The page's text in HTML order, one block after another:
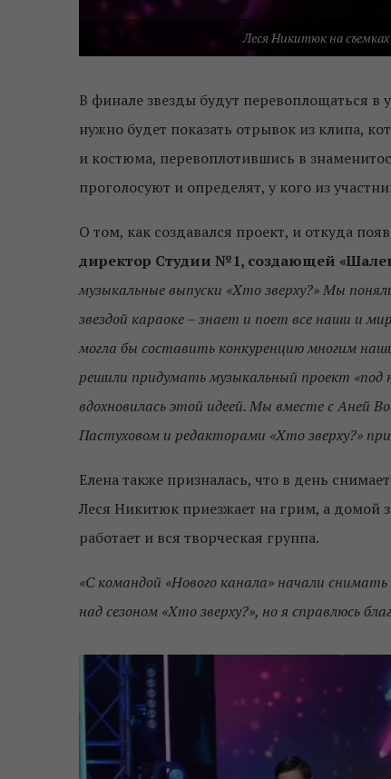
Леся Никитюк на
В финале звезды будут перевоплощаться в
нужно будет показать отрывок из клипа,
и костюма, перевоплотившись в
проголосуют и определят, у кого из
О том, как создавался проект, и откуда
директор Cтудии №1, создающей
музыкальные выпуски «Хто зверху?» Мы
звездой караоке – знает и поет все наши и
могла бы составить конкуренцию многим
решили придумать музыкальный проект «под
вдохновилась этой идеей. Мы вместе с Аней
Пастуховом и редакторами «Хто зверху?»
Елена также призналась, что в день
Леся Никитюк приезжает на грим, а домой
работает и вся творческая группа.
«С командой «Нового канала» начали
над сезоном «Хто зверху?», но я справлюсь